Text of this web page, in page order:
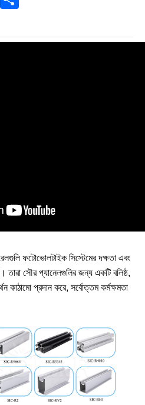
ফটোভোলটাইক সিস্টেমের দক্ষতা এবং
সৌর প্যানেলগুলির জন্য একটি বলিষ্ঠ,
কাঠামো প্রদান করে, সর্বোত্তম কর্মক্ষমতা